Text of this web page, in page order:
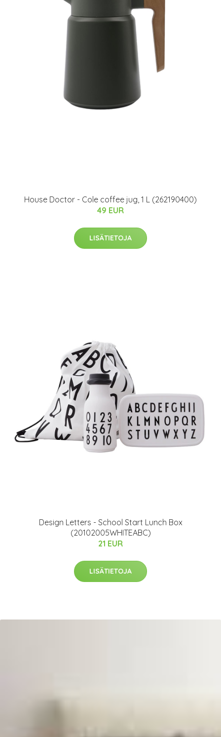
House Doctor - Cole coffee jug, 1 L (262190400)
49 EUR
LISÄTIETOJA
​Design Letters - School Start Lunch Box
(20102005WHITEABC)
21 EUR
LISÄTIETOJA